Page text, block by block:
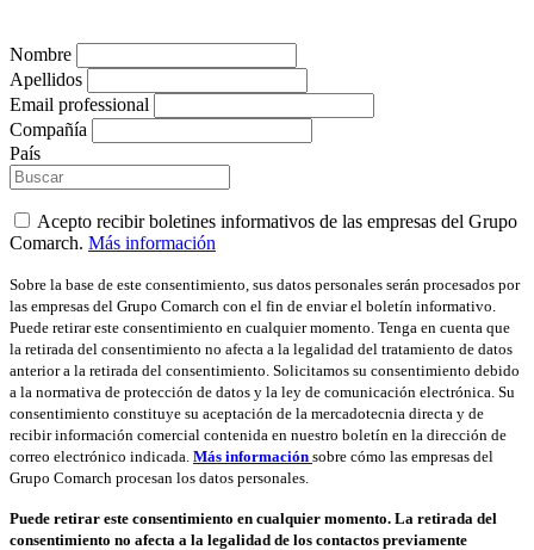
Nombre
Apellidos
Email professional
Compañía
País
Acepto recibir boletines informativos de las empresas del Grupo
Comarch. Más información
Sobre la base de este consentimiento, sus datos personales serán procesados por
las empresas del Grupo Comarch con el fin de enviar el boletín informativo.
Puede retirar este consentimiento en cualquier momento. Tenga en cuenta que
la retirada del consentimiento no afecta a la legalidad del tratamiento de datos
anterior a la retirada del consentimiento. Solicitamos su consentimiento debido
a la normativa de protección de datos y la ley de comunicación electrónica. Su
consentimiento constituye su aceptación de la mercadotecnia directa y de
recibir información comercial contenida en nuestro boletín en la dirección de
correo electrónico indicada. Más información sobre cómo las empresas del
Grupo Comarch procesan los datos personales.
Puede retirar este consentimiento en cualquier momento. La retirada del
consentimiento no afecta a la legalidad de los contactos previamente